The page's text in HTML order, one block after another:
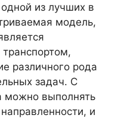
из лучших в
модель,
различного рода
задач. С
можно выполнять
и